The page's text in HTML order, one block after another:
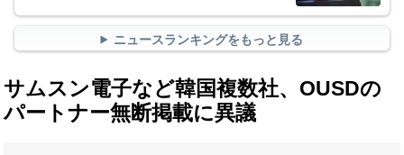
ニュースランキングをもっと見る
サムスン電子など韓国複数社、OUSDの
パートナー無断掲載に異議